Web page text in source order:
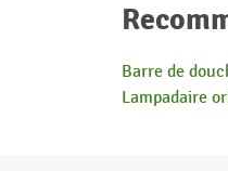
Barre de
Lampadaire or